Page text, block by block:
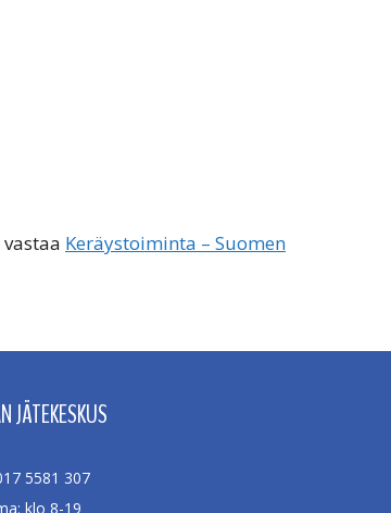
Keräystoiminta – Suomen
JÄTEKESKUS
5581 307
klo 8-19